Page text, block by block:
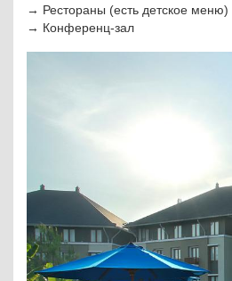
→ Рестораны (есть детское
→ Конференц-зал